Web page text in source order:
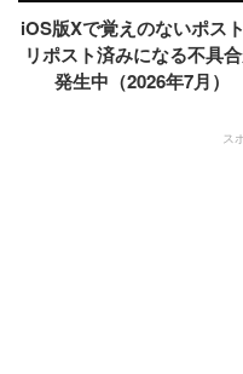
iOS版Xで覚えのないポス
リポスト済みになる不具
発生中（2026年7月）
ス